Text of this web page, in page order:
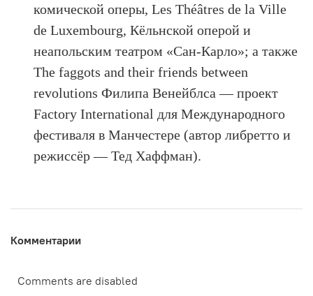
комической оперы, Les Théâtres de la Ville
de Luxembourg, Кёльнской оперой и
неапольским театром «Сан-Карло»; а также
The faggots and their friends between
revolutions Филипа Венейблса — проект
Factory International для Международного
фестиваля в Манчестере (автор либретто и
режиссёр — Тед Хаффман).
Комментарии
Comments are disabled